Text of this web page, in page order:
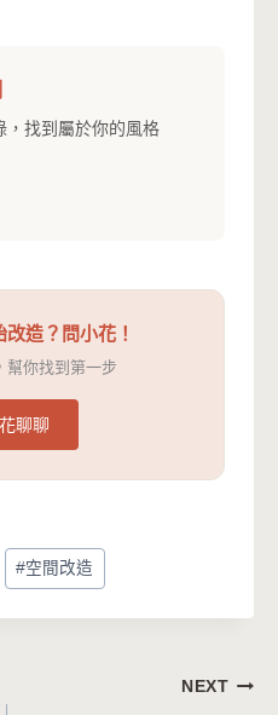
，找到屬於你的風格
造？問小花！
幫你找到第一步
聊聊
#空間改造
NEXT